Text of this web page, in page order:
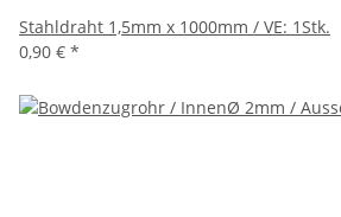
Stahldraht 1,5mm x 1000mm / VE: 1Stk.
0,90 € *